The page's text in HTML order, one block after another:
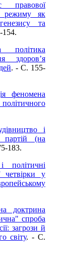
правової
режиму як
та
154.
політика
здоров’я
. - C. 155-
феномена
і
партій (на
183.
політичні
четвірки у
доктрина
спроба
загрози й
світу. - C.